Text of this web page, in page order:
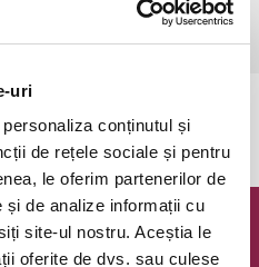
uri
conținutul și
de rețele sociale și pentru
le oferim partenerilor de
și de analize informații cu
site-ul nostru. Aceștia le
oferite de dvs. sau culese
1 an se achită bilet.
@ Bilete.ro